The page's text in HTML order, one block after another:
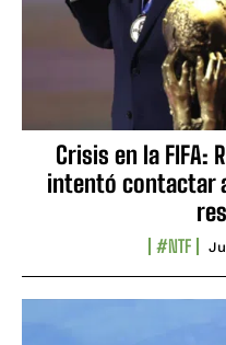
Crisis en la FIFA:
intentó contactar
#NTF